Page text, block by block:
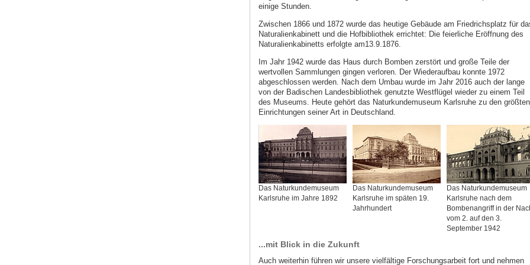
einige Stunden.
Zwischen 1866 und 1872 wurde das heutige Gebäude am Friedrichsplatz für
Naturalienkabinett und die Hofbibliothek errichtet: Die feierliche Eröffnung des
Naturalienkabinetts erfolgte am13.9.1876.
Im Jahr 1942 wurde das Haus durch Bomben zerstört und große Teile der
wertvollen Sammlungen gingen verloren. Der Wiederaufbau konnte 1972
abgeschlossen werden. Nach dem Umbau wurde im Jahr 2016 auch der lange
von der Badischen Landesbibliothek genutzte Westflügel wieder zu einem Teil
des Museums. Heute gehört das Naturkundemuseum Karlsruhe zu den größten
Einrichtungen seiner Art in Deutschland.
Das Naturkundemuseum
Karlsruhe im Jahre 1892
Das Naturkundemuseum
Karlsruhe im späten 19.
Jahrhundert
Das Naturkundemuseum
Karlsruhe nach dem
Bombenangriff in der
vom 2. auf den 3.
September 1942
...mit Blick in die Zukunft
Auch weiterhin führen wir unsere vielfältige Forschungsarbeit fort und nehmen